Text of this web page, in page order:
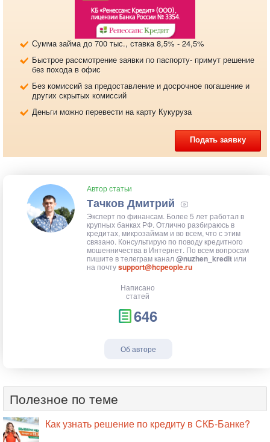
Сумма займа до 700 тыс., ставка 8,5% - 24,5%
Быстрое рассмотрение заявки по паспорту- примут решение
без похода в офис
Без комиссий за предоставление и досрочное погашение и
других скрытых комиссий
Деньги можно перевести на карту Кукуруза
Подать заявку
Автор статьи
Тачков Дмитрий
Эксперт по финансам. Более 5 лет работал в
крупных банках РФ. Отлично разбираюсь в
кредитах, микрозаймам и во всем, что с этим
связано. Консультирую по поводу кредитного
мошенничества в Интернет. По всем вопросам
пишите в телеграм канал @nuzhen_kredit или
на почтуsupport@hcpeople.ru
Написано
статей
646
Об авторе
Полезное по теме
Как узнать решение по кредиту в СКБ-Банке?